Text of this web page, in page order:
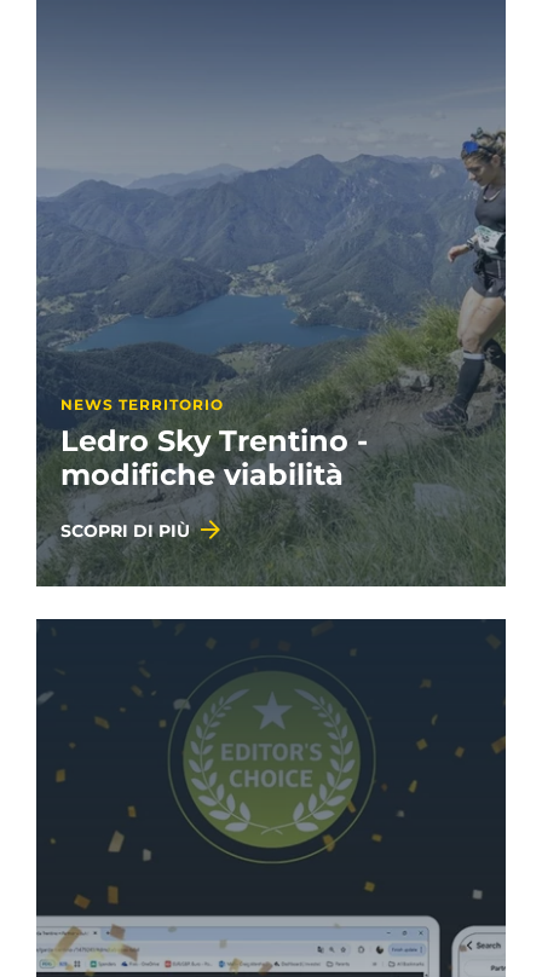
NEWS TERRITORIO
Ledro Sky Trentino -
modifiche viabilità
SCOPRI DI PIÙ